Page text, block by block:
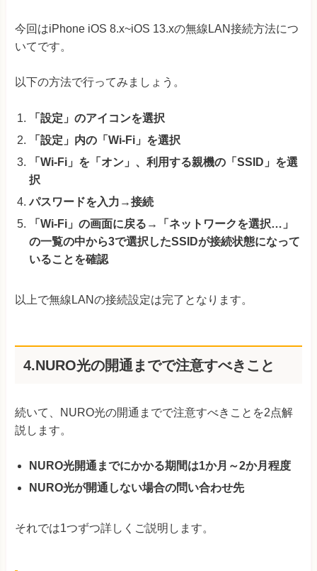
今回はiPhone iOS 8.x~iOS 13.xの無線LAN接続方法につ
いてです。
以下の方法で行ってみましょう。
「設定」のアイコンを選択
「設定」内の「Wi-Fi」を選択
「Wi-Fi」を「オン」、利用する親機の「SSID」を選
択
パスワードを入力→接続
「Wi-Fi」の画面に戻る→「ネットワークを選択…」
の一覧の中から3で選択したSSIDが接続状態になって
いることを確認
以上で無線LANの接続設定は完了となります。
4.NURO光の開通までで注意すべきこと
続いて、NURO光の開通までで注意すべきことを2点解
説します。
NURO光開通までにかかる期間は1か月～2か月程度
NURO光が開通しない場合の問い合わせ先
それでは1つずつ詳しくご説明します。